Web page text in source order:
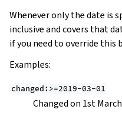
Whenever only the date is
inclusive and covers that
if you need to override this
Examples:
changed:>=2019-03-01
Changed on 1st